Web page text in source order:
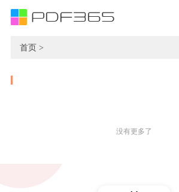
首页 >
没有更多了